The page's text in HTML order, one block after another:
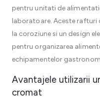
pentru unitati de
laboratoare. Aceste
la coroziune si un design
pentru organizarea
echipamentelor
Avantajele utilizarii
cromat